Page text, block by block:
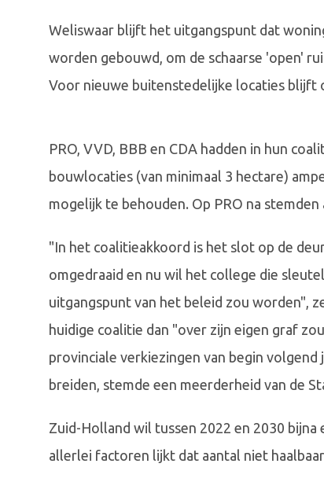
Weliswaar blijft het uitgangspunt dat
worden gebouwd, om de schaarse 'open'
Voor nieuwe buitenstedelijke locaties blijft
PRO, VVD, BBB en CDA hadden in hun
bouwlocaties (van minimaal 3 hectare)
mogelijk te behouden. Op PRO na
"In het coalitieakkoord is het slot op de
omgedraaid en nu wil het college die
uitgangspunt van het beleid zou worden",
huidige coalitie dan "over zijn eigen graf
provinciale verkiezingen van begin
breiden, stemde een meerderheid van de
Zuid-Holland wil tussen 2022 en 2030
allerlei factoren lijkt dat aantal niet